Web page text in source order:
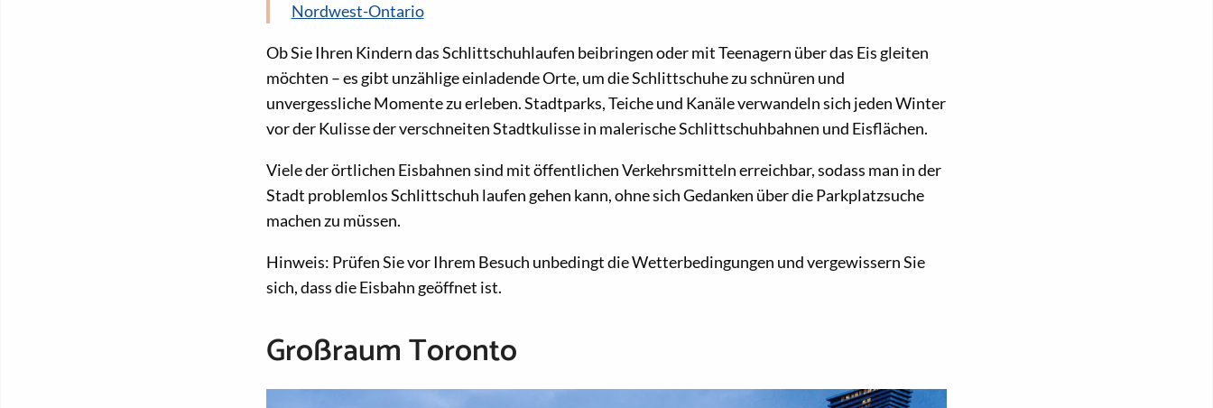
Nordwest-Ontario
Ob Sie Ihren Kindern das Schlittschuhlaufen beibringen oder mit Teenagern über das Eis gleiten
möchten – es gibt unzählige einladende Orte, um die Schlittschuhe zu schnüren und
unvergessliche Momente zu erleben. Stadtparks, Teiche und Kanäle verwandeln sich jeden Winter
vor der Kulisse der verschneiten Stadtkulisse in malerische Schlittschuhbahnen und Eisflächen.
Viele der örtlichen Eisbahnen sind mit öffentlichen Verkehrsmitteln erreichbar, sodass man in der
Stadt problemlos Schlittschuh laufen gehen kann, ohne sich Gedanken über die Parkplatzsuche
machen zu müssen.
Hinweis: Prüfen Sie vor Ihrem Besuch unbedingt die Wetterbedingungen und vergewissern Sie
sich, dass die Eisbahn geöffnet ist.
Großraum Toronto